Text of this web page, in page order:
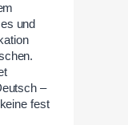
und
–
fest